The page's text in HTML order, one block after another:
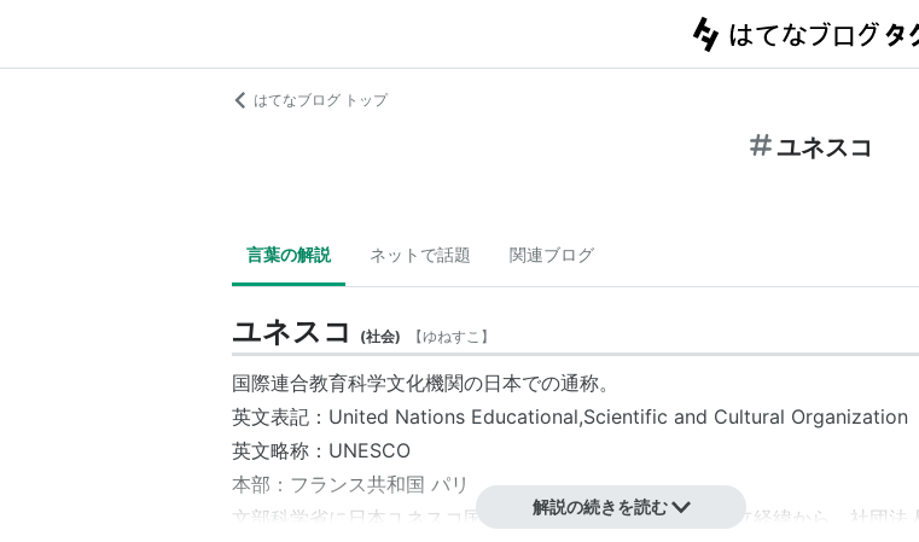
はてなブログ トップ
ユネスコ
言葉の解説 ネットで話題 関連ブログ
ユネスコ (社会) 【ゆねすこ 】
国際連合教育科学文化機関の日本での通称。
英文表記：United Nations Educational,Scientific and Cultural Organization
英文略称： UNESCO
本部： フランス共和国 パリ
文部科学省に 日本ユネスコ国内委員会があるが、以下の設立経緯から、 社団法人
解説の続きを読む